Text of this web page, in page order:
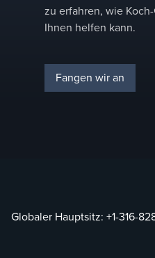
zu erfahren, wie
Ihnen helfen kann.
Fangen wir an
Globaler Hauptsitz: +1-316-